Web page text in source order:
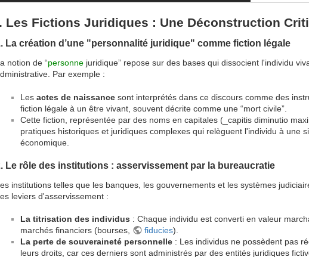
Les Fictions Juridiques : Une Déconstruction
La création d’une "personnalité juridique" comme fiction légale
notion de “personne juridique” repose sur des bases qui dissocient l'individu
Par exemple :
Les actes de naissance sont interprétés dans ce discours comme des
fiction légale à un être vivant, souvent décrite comme une “mort civile”.
Cette fiction, représentée par des noms en capitales (_capitis diminutio
pratiques historiques et juridiques complexes qui relèguent l'individu à une
économique.
Le rôle des institutions : asservissement par la bureaucratie
institutions telles que les banques, les gouvernements et les systèmes
leviers d'asservissement :
La titrisation des individus : Chaque individu est converti en valeur
marchés financiers (bourses,
fiducies).
La perte de souveraineté personnelle : Les individus ne possèdent pas
leurs droits, car ces derniers sont administrés par des entités juridiques